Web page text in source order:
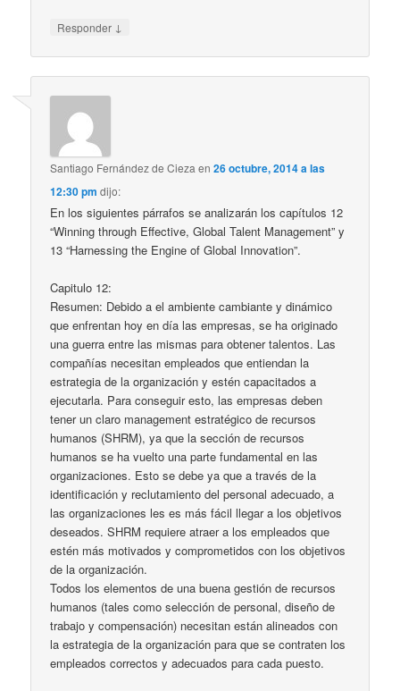
Responder ↓
Santiago Fernández de Cieza en26 octubre, 2014 a las
12:30 pm dijo:
En los siguientes párrafos se analizarán los capítulos 12
“Winning through Effective, Global Talent Management” y
13 “Harnessing the Engine of Global Innovation”.
Capitulo 12:
Resumen: Debido a el ambiente cambiante y dinámico
que enfrentan hoy en día las empresas, se ha originado
una guerra entre las mismas para obtener talentos. Las
compañías necesitan empleados que entiendan la
estrategia de la organización y estén capacitados a
ejecutarla. Para conseguir esto, las empresas deben
tener un claro management estratégico de recursos
humanos (SHRM), ya que la sección de recursos
humanos se ha vuelto una parte fundamental en las
organizaciones. Esto se debe ya que a través de la
identificación y reclutamiento del personal adecuado, a
las organizaciones les es más fácil llegar a los objetivos
deseados. SHRM requiere atraer a los empleados que
estén más motivados y comprometidos con los objetivos
de la organización.
Todos los elementos de una buena gestión de recursos
humanos (tales como selección de personal, diseño de
trabajo y compensación) necesitan están alineados con
la estrategia de la organización para que se contraten los
empleados correctos y adecuados para cada puesto.